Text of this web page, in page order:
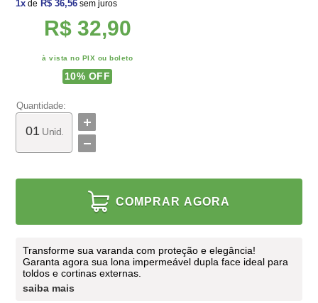
1x de R$ 36,56 sem juros
R$ 32,90
à vista no PIX ou boleto
10% OFF
Quantidade:
Unid.
COMPRAR AGORA
Transforme sua varanda com proteção e elegância!
Garanta agora sua lona impermeável dupla face ideal para
toldos e cortinas externas.
saiba mais